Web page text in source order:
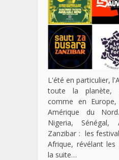
L'été en particulier,
toute la planète,
comme en
Amérique du
Nigeria,
Zanzibar : les
Afrique, révélant les
la suite…